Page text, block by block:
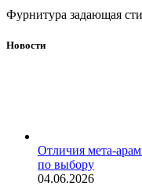
Фурнитура задающая
Новости
Отличия мета-
по выбору
04.06.2026